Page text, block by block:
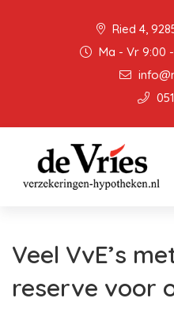
Ried 4,
Ma - Vr 9:00 -
Veel VvE’s
reserve voor